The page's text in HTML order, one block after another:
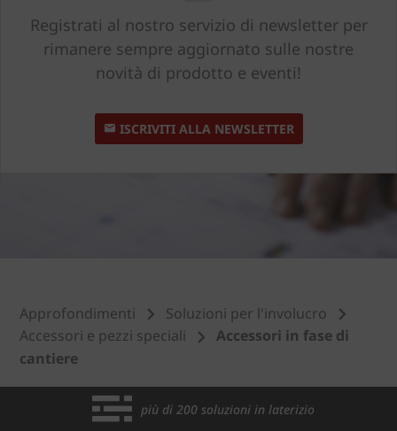
Registrati al nostro servizio di newsletter per
rimanere sempre aggiornato sulle nostre
novità di prodotto e eventi!
ISCRIVITI ALLA NEWSLETTER
Approfondimenti
Soluzioni per l'involucro
Accessori e pezzi speciali
Accessori in fase di
cantiere
più di 200 soluzioni in laterizio